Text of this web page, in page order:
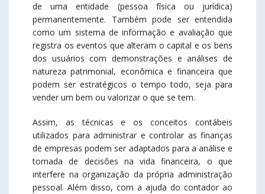
de uma entidade (pessoa física ou jurídica)
permanentemente. Também pode ser entendida
como um sistema de informação e avaliação que
registra os eventos que alteram o capital e os bens
dos usuários com demonstrações e análises de
natureza patrimonial, econômica e financeira que
podem ser estratégicos o tempo todo, seja para
vender um bem ou valorizar o que se tem.
Assim, as técnicas e os conceitos contábeis
utilizados para administrar e controlar as finanças
de empresas podem ser adaptados para a análise e
tomada de decisões na vida financeira, o que
interfere na organização da própria administração
pessoal. Além disso, com a ajuda do contador ao